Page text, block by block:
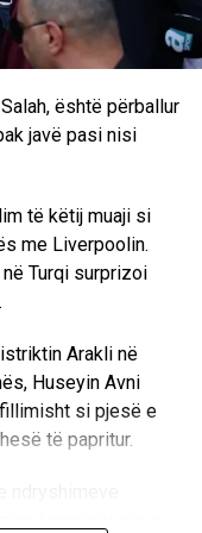
MILANI
Zhegrovës
është përballur
javë pasi nisi
të këtij muaji si
me Liverpoolin.
Turqi surprizoi
Arakli në
Huseyin Avni
si pjesë e
të papritur.